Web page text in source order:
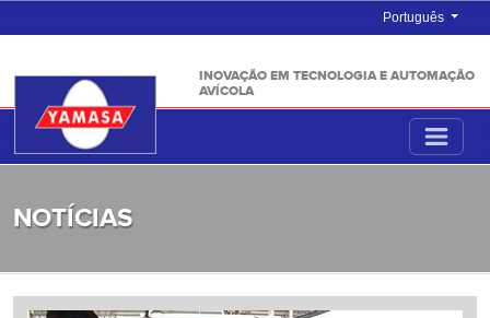
Português
INOVAÇÃO EM TECNOLOGIA E AUTOMAÇÃO
AVÍCOLA
NOTÍCIAS